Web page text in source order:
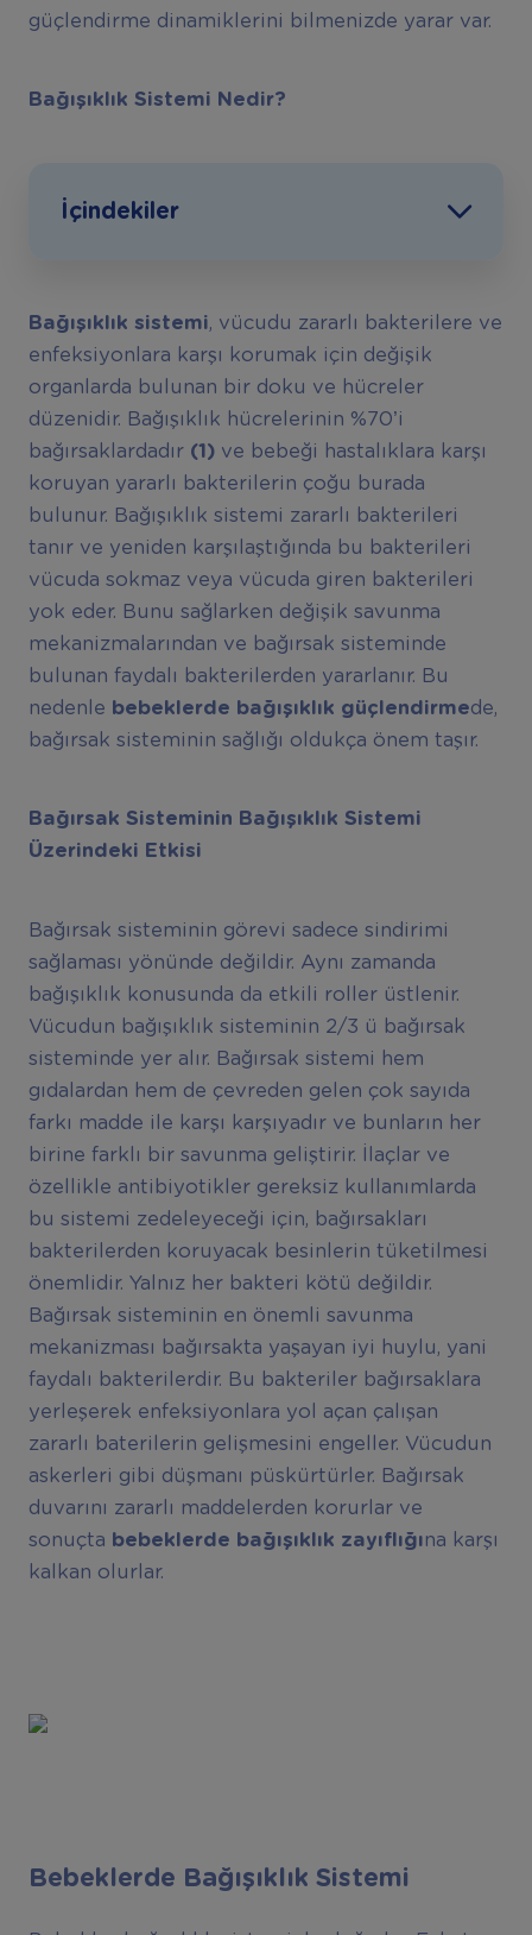
güçlendirme dinamiklerini bilmenizde yarar var.
Bağışıklık Sistemi Nedir?
İçindekiler
Bağışıklık sistemi, vücudu zararlı bakterilere ve
enfeksiyonlara karşı korumak için değişik
organlarda bulunan bir doku ve hücreler
düzenidir. Bağışıklık hücrelerinin %70’i
bağırsaklardadır (1)ve bebeği hastalıklara karşı
koruyan yararlı bakterilerin çoğu burada
bulunur. Bağışıklık sistemi zararlı bakterileri
tanır ve yeniden karşılaştığında bu bakterileri
vücuda sokmaz veya vücuda giren bakterileri
yok eder. Bunu sağlarken değişik savunma
mekanizmalarından ve bağırsak sisteminde
bulunan faydalı bakterilerden yararlanır. Bu
nedenle bebeklerde bağışıklık güçlendirmede,
bağırsak sisteminin sağlığı oldukça önem taşır.
Bağırsak Sisteminin Bağışıklık Sistemi
Üzerindeki Etkisi
Bağırsak sisteminin görevi sadece sindirimi
sağlaması yönünde değildir. Aynı zamanda
bağışıklık konusunda da etkili roller üstlenir.
Vücudun bağışıklık sisteminin 2/3 ü bağırsak
sisteminde yer alır. Bağırsak sistemi hem
gıdalardan hem de çevreden gelen çok sayıda
farkı madde ile karşı karşıyadır ve bunların her
birine farklı bir savunma geliştirir. İlaçlar ve
özellikle antibiyotikler gereksiz kullanımlarda
bu sistemi zedeleyeceği için, bağırsakları
bakterilerden koruyacak besinlerin tüketilmesi
önemlidir. Yalnız her bakteri kötü değildir.
Bağırsak sisteminin en önemli savunma
mekanizması bağırsakta yaşayan iyi huylu, yani
faydalı bakterilerdir. Bu bakteriler bağırsaklara
yerleşerek enfeksiyonlara yol açan çalışan
zararlı baterilerin gelişmesini engeller. Vücudun
askerleri gibi düşmanı püskürtürler. Bağırsak
duvarını zararlı maddelerden korurlar ve
sonuçta bebeklerde bağışıklık zayıflığına karşı
kalkan olurlar.
Bebeklerde Bağışıklık Sistemi